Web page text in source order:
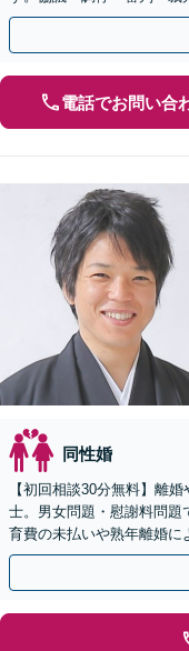
料】小さなお悩みからお聞
電話でお問い合
同性婚
【初回相談30分無料】離
士。男女問題・慰謝料問題
育費の未払いや熟年離婚に
【完全個室】【名古屋市「